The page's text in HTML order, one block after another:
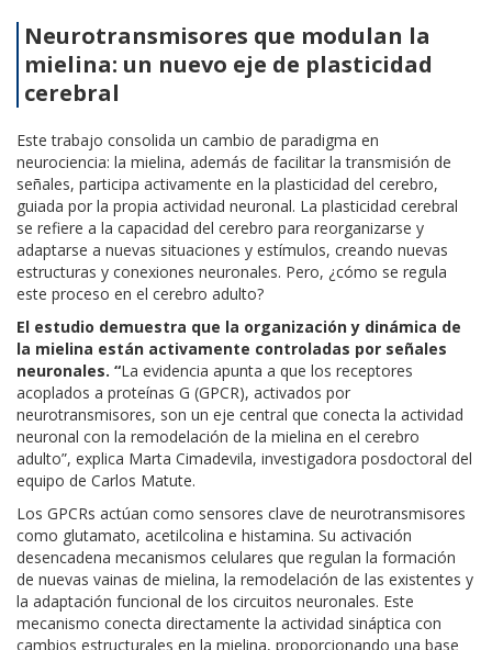
Neurotransmisores que modulan la
mielina: un nuevo eje de plasticidad
cerebral
Este trabajo consolida un cambio de paradigma en
neurociencia: la mielina, además de facilitar la transmisión de
señales, participa activamente en la plasticidad del cerebro,
guiada por la propia actividad neuronal. La plasticidad cerebral
se refiere a la capacidad del cerebro para reorganizarse y
adaptarse a nuevas situaciones y estímulos, creando nuevas
estructuras y conexiones neuronales. Pero, ¿cómo se regula
este proceso en el cerebro adulto?
El estudio demuestra que la organización y dinámica de
la mielina están activamente controladas por señales
neuronales. “La evidencia apunta a que los receptores
acoplados a proteínas G (GPCR), activados por
neurotransmisores, son un eje central que conecta la actividad
neuronal con la remodelación de la mielina en el cerebro
adulto”, explica Marta Cimadevila, investigadora posdoctoral del
equipo de Carlos Matute.
Los GPCRs actúan como sensores clave de neurotransmisores
como glutamato, acetilcolina e histamina. Su activación
desencadena mecanismos celulares que regulan la formación
de nuevas vainas de mielina, la remodelación de las existentes y
la adaptación funcional de los circuitos neuronales. Este
mecanismo conecta directamente la actividad sináptica con
cambios estructurales en la mielina, proporcionando una base